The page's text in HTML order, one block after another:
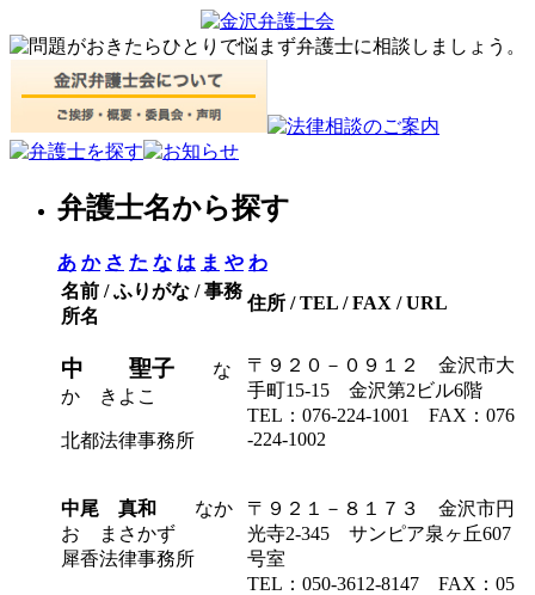
弁護士名から探す
あ か さ た な は ま や わ
名前 / ふりがな / 事務
所名
住所 / TEL / FAX / URL
中 聖子 な
か きよこ
北都法律事務所
〒９２０－０９１２ 金沢市大
手町15-15 金沢第2ビル6階
TEL：076-224-1001 FAX：076
-224-1002
中尾 真和
なか
お まさかず
犀香法律事務所
〒９２１－８１７３ 金沢市円
光寺2-345 サンピア泉ヶ丘607
号室
TEL：050-3612-8147 FAX：05